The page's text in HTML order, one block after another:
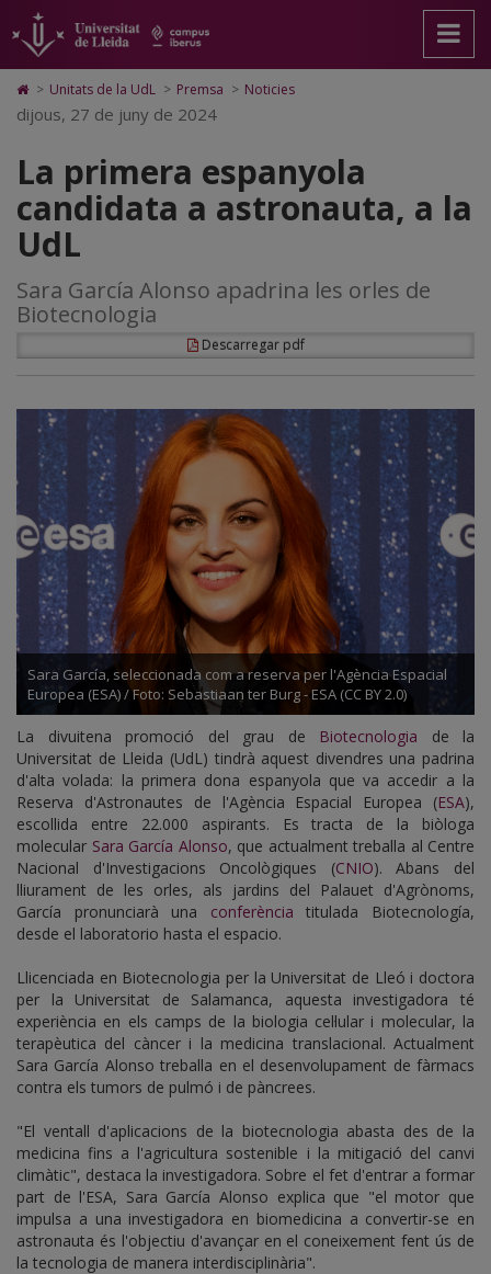
La
primera
espanyola
candidata
astronauta,
la
UdL
pàgina
principal.
Universitat
Lleida
contingut
principal
Mapa
Web.
Universitat
Cerca
Accessibilitat.
Universitat
Lleida
Icono
de
Home
a
la
página
de
inicio
> Unitats de la UdL > Premsa > Noticies
dijous, 27 de juny de 2024
La primera espanyola
candidata a astronauta, a la
UdL
Sara García Alonso apadrina les orles de
Biotecnologia
Descarregar pdf
Sara García, seleccionada com a reserva per l'Agència Espacial
Europea (ESA) / Foto: Sebastiaan ter Burg - ESA (CC BY 2.0)
La divuitena promoció del grau de Biotecnologia de la
Universitat de Lleida (UdL) tindrà aquest divendres una padrina
d'alta volada: la primera dona espanyola que va accedir a la
Reserva d'Astronautes de l'Agència Espacial Europea (ESA),
escollida entre 22.000 aspirants. Es tracta de la biòloga
molecular Sara García Alonso, que actualment treballa al Centre
Nacional d'Investigacions Oncològiques (CNIO). Abans del
lliurament de les orles, als jardins del Palauet d'Agrònoms,
García pronunciarà una conferència titulada Biotecnología,
desde el laboratorio hasta el espacio.
Llicenciada en Biotecnologia per la Universitat de Lleó i doctora
per la Universitat de Salamanca, aquesta investigadora té
experiència en els camps de la biologia cel·lular i molecular, la
terapèutica del càncer i la medicina translacional. Actualment
Sara García Alonso treballa en el desenvolupament de fàrmacs
contra els tumors de pulmó i de pàncrees.
"El ventall d'aplicacions de la biotecnologia abasta des de la
medicina fins a l'agricultura sostenible i la mitigació del canvi
climàtic", destaca la investigadora. Sobre el fet d'entrar a formar
part de l'ESA, Sara García Alonso explica que "el motor que
impulsa a una investigadora en biomedicina a convertir-se en
astronauta és l'objectiu d'avançar en el coneixement fent ús de
la tecnologia de manera interdisciplinària".